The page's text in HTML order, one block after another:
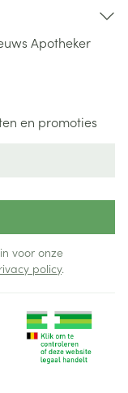
Apotheker
en promoties
voor onze
policy.